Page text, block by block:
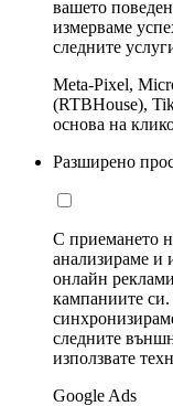
вашето
измерваме
следните
Meta-Pixel,
(RTBHouse),
основа на
Разширено
С приемането
анализираме и
онлайн
кампаниите си.
следните
използвате
Google Ads